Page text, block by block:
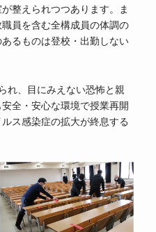
整えられつつあります。ま
員を含む全構成員の体調の
るものは登校・出勤しない
れ、目にみえない恐怖と親
全・安心な環境で授業再開
ス感染症の拡大が終息する